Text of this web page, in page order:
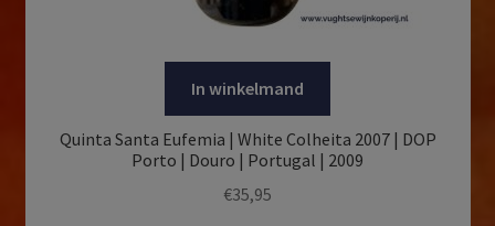
In winkelmand
Quinta Santa Eufemia | White Colheita 2007 | DOP
Porto | Douro | Portugal | 2009
€35,95